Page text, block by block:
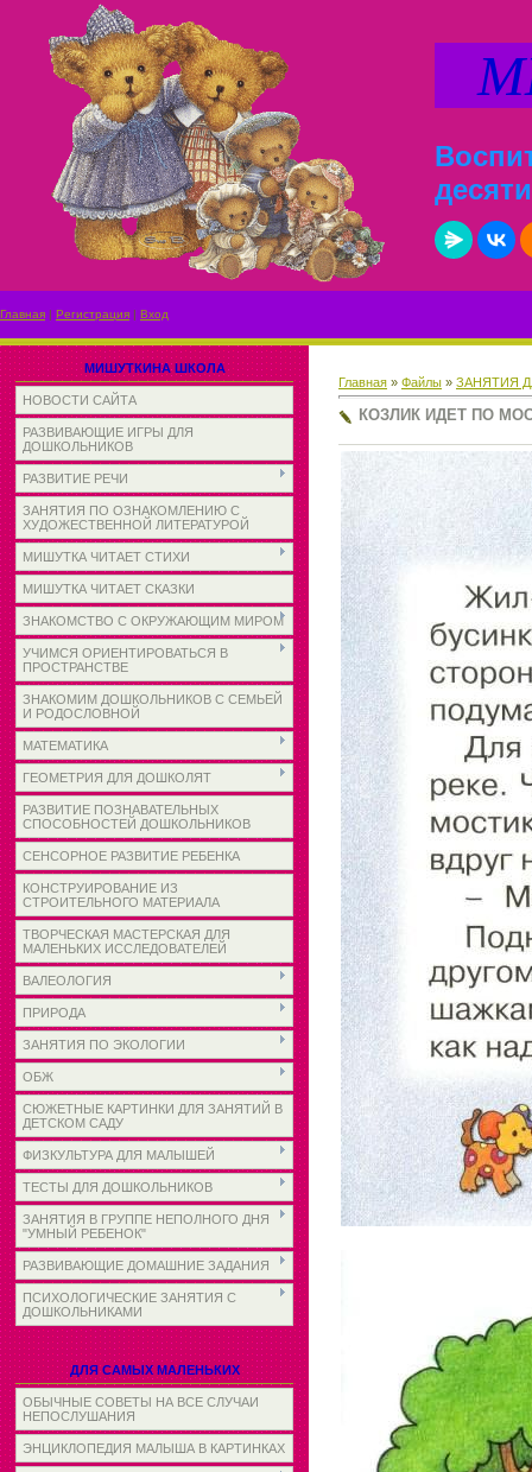
Главная | Регистрация | Вход
МИШУТКИНА ШКОЛА
НОВОСТИ САЙТА
РАЗВИВАЮЩИЕ ИГРЫ ДЛЯ
ДОШКОЛЬНИКОВ
РАЗВИТИЕ РЕЧИ
ЗАНЯТИЯ ПО ОЗНАКОМЛЕНИЮ С
ХУДОЖЕСТВЕННОЙ ЛИТЕРАТУРОЙ
МИШУТКА ЧИТАЕТ СТИХИ
МИШУТКА ЧИТАЕТ СКАЗКИ
ЗНАКОМСТВО С ОКРУЖАЮЩИМ МИРОМ
УЧИМСЯ ОРИЕНТИРОВАТЬСЯ В
ПРОСТРАНСТВЕ
ЗНАКОМИМ ДОШКОЛЬНИКОВ С СЕМЬЕЙ
И РОДОСЛОВНОЙ
МАТЕМАТИКА
ГЕОМЕТРИЯ ДЛЯ ДОШКОЛЯТ
РАЗВИТИЕ ПОЗНАВАТЕЛЬНЫХ
СПОСОБНОСТЕЙ ДОШКОЛЬНИКОВ
СЕНСОРНОЕ РАЗВИТИЕ РЕБЕНКА
КОНСТРУИРОВАНИЕ ИЗ
СТРОИТЕЛЬНОГО МАТЕРИАЛА
ТВОРЧЕСКАЯ МАСТЕРСКАЯ ДЛЯ
МАЛЕНЬКИХ ИССЛЕДОВАТЕЛЕЙ
ВАЛЕОЛОГИЯ
ПРИРОДА
ЗАНЯТИЯ ПО ЭКОЛОГИИ
ОБЖ
СЮЖЕТНЫЕ КАРТИНКИ ДЛЯ ЗАНЯТИЙ В
ДЕТСКОМ САДУ
ФИЗКУЛЬТУРА ДЛЯ МАЛЫШЕЙ
ТЕСТЫ ДЛЯ ДОШКОЛЬНИКОВ
ЗАНЯТИЯ В ГРУППЕ НЕПОЛНОГО ДНЯ
"УМНЫЙ РЕБЕНОК"
РАЗВИВАЮЩИЕ ДОМАШНИЕ ЗАДАНИЯ
ПСИХОЛОГИЧЕСКИЕ ЗАНЯТИЯ С
ДОШКОЛЬНИКАМИ
ДЛЯ САМЫХ МАЛЕНЬКИХ
ОБЫЧНЫЕ СОВЕТЫ НА ВСЕ СЛУЧАИ
НЕПОСЛУШАНИЯ
ЭНЦИКЛОПЕДИЯ МАЛЫША В КАРТИНКАХ
Главная » Файлы » ЗАНЯТИЯ
КОЗЛИК ИДЕТ ПО